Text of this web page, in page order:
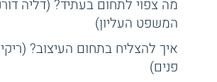
מה צפוי לתחום בעתיד? (דליה
המשפט העליון)
איך להצליח בתחום העיצוב?
פנים)